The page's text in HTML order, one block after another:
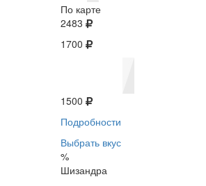
По карте
2483
1700
1500
Подробности
Выбрать вкус
%
Шизандра